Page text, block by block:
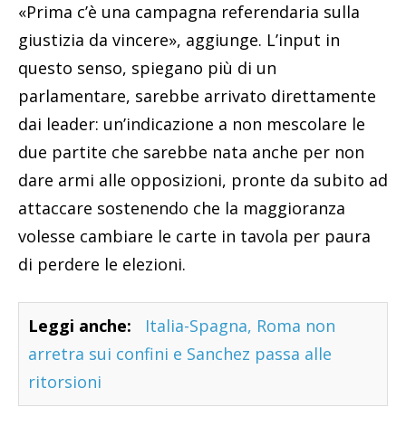
«Prima c’è una campagna referendaria sulla
giustizia da vincere», aggiunge. L’input in
questo senso, spiegano più di un
parlamentare, sarebbe arrivato direttamente
dai leader: un’indicazione a non mescolare le
due partite che sarebbe nata anche per non
dare armi alle opposizioni, pronte da subito ad
attaccare sostenendo che la maggioranza
volesse cambiare le carte in tavola per paura
di perdere le elezioni.
Leggi anche:
Italia-Spagna, Roma non
arretra sui confini e Sanchez passa alle
ritorsioni